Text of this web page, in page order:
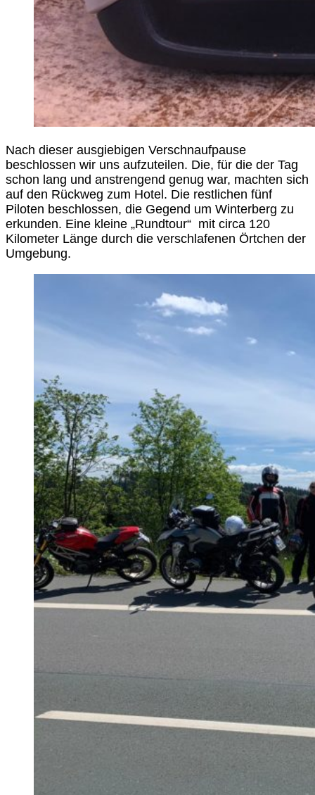
Nach dieser ausgiebigen Verschnaufpause
beschlossen wir uns aufzuteilen. Die, für die der Tag
schon lang und anstrengend genug war, machten sich
auf den Rückweg zum Hotel. Die restlichen fünf
Piloten beschlossen, die Gegend um Winterberg zu
erkunden. Eine kleine „Rundtour“ mit circa 120
Kilometer Länge durch die verschlafenen Örtchen der
Umgebung.